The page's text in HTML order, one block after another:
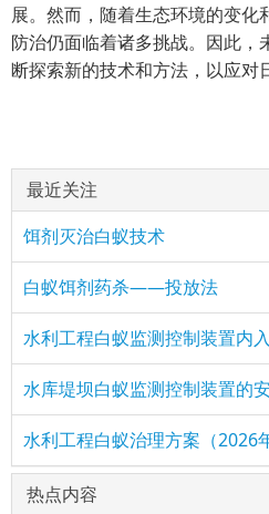
展。然而，随着生态环境的变化
防治仍面临着诸多挑战。因此，
断探索新的技术和方法，以应对
最近关注
饵剂灭治白蚁技术
白蚁饵剂药杀——投放法
水利工程白蚁监测控制装置内
水库堤坝白蚁监测控制装置的
水利工程白蚁治理方案（2026
热点内容